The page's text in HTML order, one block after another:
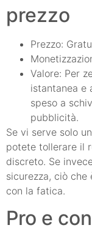
prezzo
Prezzo:
Valore: Per
istantanea e
speso a
pubblicità.
Se vi serve solo
potete tollerare il
discreto. Se
sicurezza, ciò
con la fatica.
Pro e